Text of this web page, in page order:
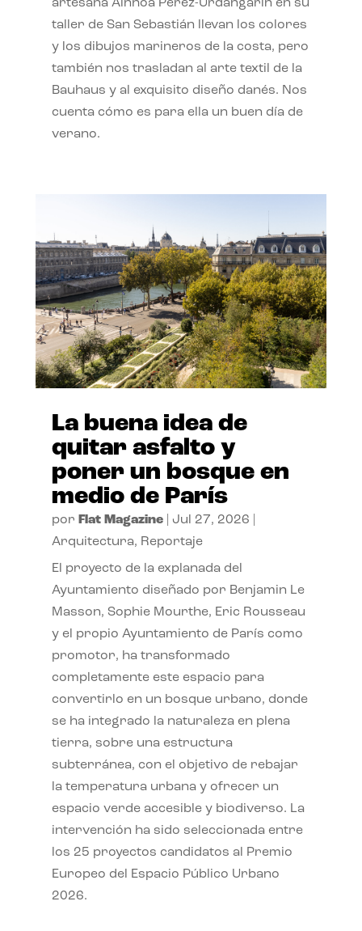
artesana Ainhoa Pérez-Urdangarín en su
taller de San Sebastián llevan los colores
y los dibujos marineros de la costa, pero
también nos trasladan al arte textil de la
Bauhaus y al exquisito diseño danés. Nos
cuenta cómo es para ella un buen día de
verano.
La buena idea de
quitar asfalto y
poner un bosque en
medio de París
por Flat Magazine| Jul 27, 2026
Arquitectura, Reportaje
El proyecto de la explanada del
Ayuntamiento diseñado por Benjamin Le
Masson, Sophie Mourthe, Eric Rousseau
y el propio Ayuntamiento de París como
promotor, ha transformado
completamente este espacio para
convertirlo en un bosque urbano, donde
se ha integrado la naturaleza en plena
tierra, sobre una estructura
subterránea, con el objetivo de rebajar
la temperatura urbana y ofrecer un
espacio verde accesible y biodiverso. La
intervención ha sido seleccionada entre
los 25 proyectos candidatos al Premio
Europeo del Espacio Público Urbano
2026.